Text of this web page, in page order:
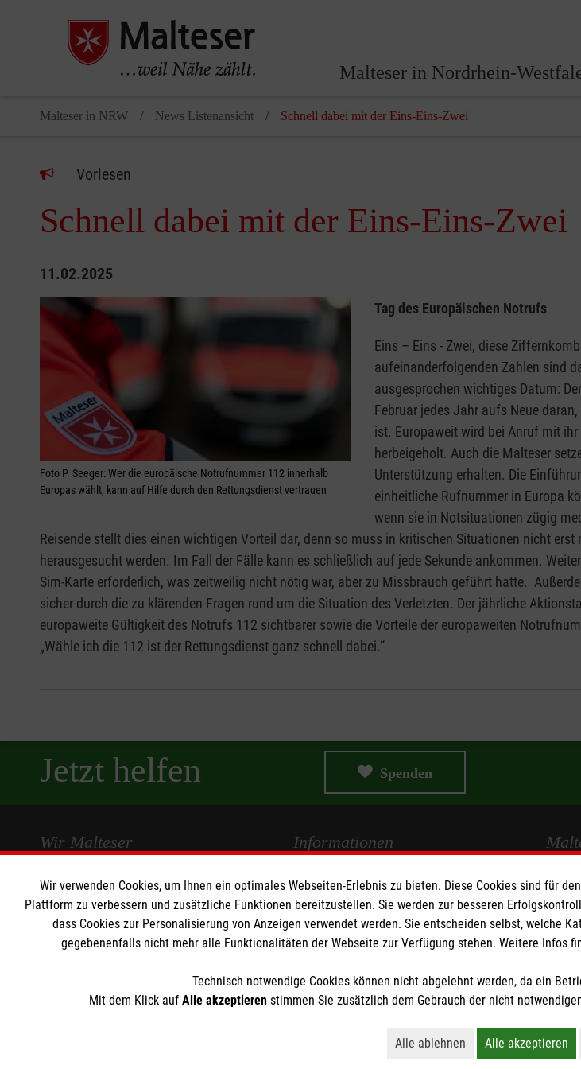
Malteser in Nordrhein-
Malteser in NRW News Listenansicht Schnell dabei mit der Eins-Eins-Zwei
Vorlesen
Schnell dabei mit der Eins-Eins-Zwei
11.02.2025
Foto P. Seeger: Wer die europäische Notrufnummer 112 innerhalb
Europas wählt, kann auf Hilfe durch den Rettungsdienst vertrauen
Tag des Europäischen Notrufs
Eins – Eins - Zwei, diese
aufeinanderfolgenden Zahlen sind
ausgesprochen wichtiges Datum:
Februar jedes Jahr aufs Neue
ist. Europaweit wird bei Anruf mit
herbeigeholt. Auch die Malteser
Unterstützung erhalten. Die
einheitliche Rufnummer in Europa
wenn sie in Notsituationen zügig
Reisende stellt dies einen wichtigen Vorteil dar, denn so muss in kritischen Situationen nicht
herausgesucht werden. Im Fall der Fälle kann es schließlich auf jede Sekunde ankommen.
Sim-Karte erforderlich, was zeitweilig nicht nötig war, aber zu Missbrauch geführt hatte.
sicher durch die zu klärenden Fragen rund um die Situation des Verletzten. Der jährliche
europaweite Gültigkeit des Notrufs 112 sichtbarer sowie die Vorteile der europaweiten
„Wähle ich die 112 ist der Rettungsdienst ganz schnell dabei.“
Jetzt helfen Spenden
Wir Malteser
Spenden und Helfen
Angebote und Leistungen
Informationen
Kontakt
Pressestelle
Der Malteser Hilfsdienst e.V. ist als eingetragene gemeinnützige Organisation von der Körperschaft-
Wir verwenden Cookies, um Ihnen ein optimales Webseiten-Erlebnis zu bieten. Diese Cookies sind für
Plattform zu verbessern und zusätzliche Funktionen bereitzustellen. Sie werden zur besseren
dass Cookies zur Personalisierung von Anzeigen verwendet werden. Sie entscheiden selbst, welche
gegebenenfalls nicht mehr alle Funktionalitäten der Webseite zur Verfügung stehen. Weitere Infos
Technisch notwendige Cookies können nicht abgelehnt werden, da ein
Mit dem Klick auf Alle akzeptieren stimmen Sie zusätzlich dem Gebrauch der nicht
Alle ablehnen
Lehnt alle nicht-essentiellen
Alle akzeptieren
Akzeptiert